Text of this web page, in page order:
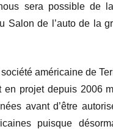
sera possible de
Salon de l’auto de la
américaine de
en projet depuis 2006
avant d’être
puisque